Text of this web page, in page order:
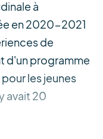
à
en 2020-2021
de
d'un programme
les jeunes
avait 20